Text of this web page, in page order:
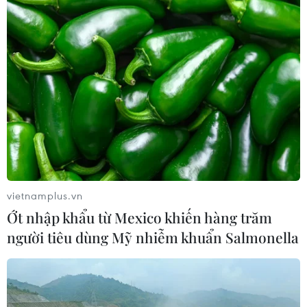
Tây Ban Nha: 100 người thiệt mạng
trong vụ vượt biển ồ ạt vào Ceuta
06/08/2026 16:03
Đức tuyên án chung thân đối tượng
gây vụ lao xe vào đám đông ở
Munich
06/08/2026 15:57
Italy và Hy Lạp trở thành điểm nóng
06/08/2026 13:24
vietnamplus.vn
Ớt nhập khẩu từ Mexico khiến hàng trăm
người tiêu dùng Mỹ nhiễm khuẩn Salmonella